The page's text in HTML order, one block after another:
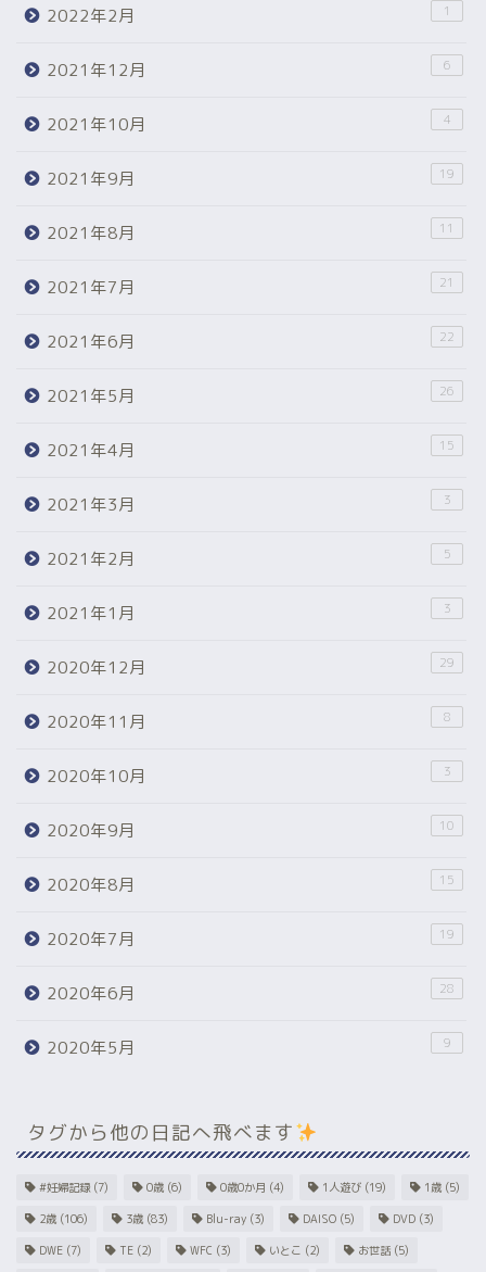
2022年2月 1
2021年12月 6
2021年10月 4
2021年9月 19
2021年8月 11
2021年7月 21
2021年6月 22
2021年5月 26
2021年4月 15
2021年3月 3
2021年2月 5
2021年1月 3
2020年12月 29
2020年11月 8
2020年10月 3
2020年9月 10
2020年8月 15
2020年7月 19
2020年6月 28
2020年5月 9
タグから他の日記へ飛べます
#妊婦記録 (7) 0歳 (6) 0歳0か月 (4) 1人遊び (19) 1歳 (5)
2歳 (106) 3歳 (83) Blu-ray (3) DAISO (5) DVD (3)
DWE (7) TE (2) WFC (3) いとこ (2) お世話 (5)